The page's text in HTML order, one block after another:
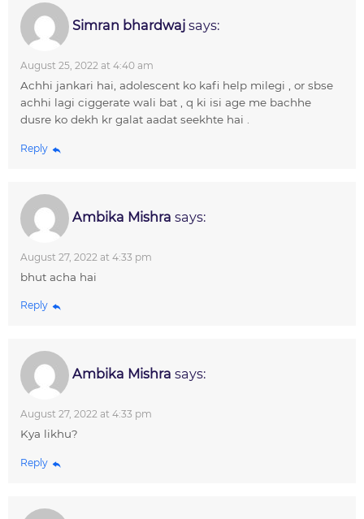
Simran bhardwaj says:
August 25, 2022 at 4:40 am
Achhi jankari hai, adolescent ko kafi help milegi , or sbse
achhi lagi ciggerate wali bat , q ki isi age me bachhe
dusre ko dekh kr galat aadat seekhte hai .
Reply
Ambika Mishra says:
August 27, 2022 at 4:33 pm
bhut acha hai
Reply
Ambika Mishra says:
August 27, 2022 at 4:33 pm
Kya likhu?
Reply